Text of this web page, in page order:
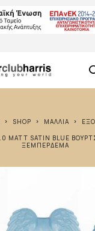
SHOP ΜΑΛΛΙΆ
ΞΕΜΠΈΡΔΕΜΑ